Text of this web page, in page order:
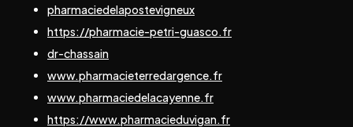
pharmaciedelapostevigneux
https://pharmacie-petri-guasco.fr
dr-chassain
www.pharmacieterredargence.fr
www.pharmaciedelacayenne.fr
https://www.pharmacieduvigan.fr